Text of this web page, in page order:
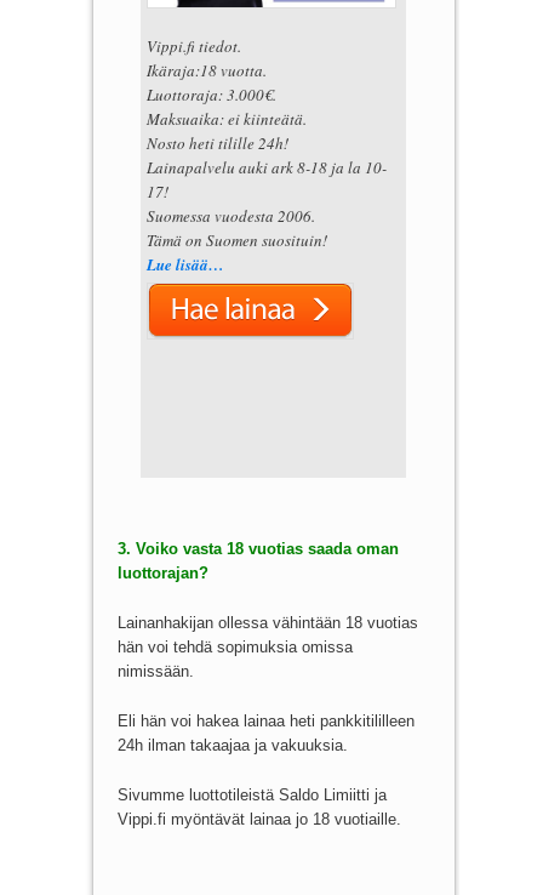
Vippi.fi tiedot.
Ikäraja:18 vuotta.
Luottoraja: 3.000€.
Maksuaika: ei kiinteätä.
Nosto heti tilille 24h!
Lainapalvelu auki ark 8-18 ja la 10-
17!
Suomessa vuodesta 2006.
Tämä on Suomen suosituin!
Lue lisää…
3. Voiko vasta 18 vuotias saada oman
luottorajan?
Lainanhakijan ollessa vähintään 18 vuotias
hän voi tehdä sopimuksia omissa
nimissään.
Eli hän voi hakea lainaa heti pankkitililleen
24h ilman takaajaa ja vakuuksia.
Sivumme luottotileistä Saldo Limiitti ja
Vippi.fi myöntävät lainaa jo 18 vuotiaille.